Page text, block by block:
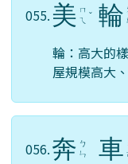
055. 美 ㄇ
ㄟ ˇ 輪
輪：高大的
屋規模高大
056.奔 ㄅ
ㄣ
車